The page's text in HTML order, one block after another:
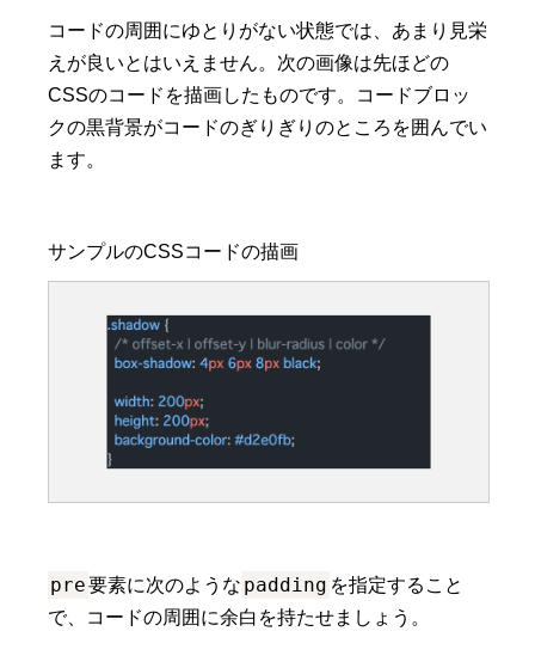
コードの周囲にゆとりがない状態では、あまり見栄
えが良いとはいえません。次の画像は先ほどの
CSSのコードを描画したものです。コードブロッ
クの黒背景がコードのぎりぎりのところを囲んでい
ます。
pre要素に次のような padding を指定すること
で、コードの周囲に余白を持たせましょう。